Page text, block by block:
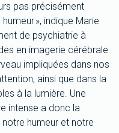
pas précisément
», indique Marie
de psychiatrie à
en imagerie cérébrale
impliquées dans nos
ainsi que dans la
à la lumière. Une
intense a donc la
humeur et notre